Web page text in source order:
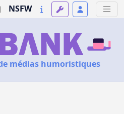
NSFW
médias humoristiques